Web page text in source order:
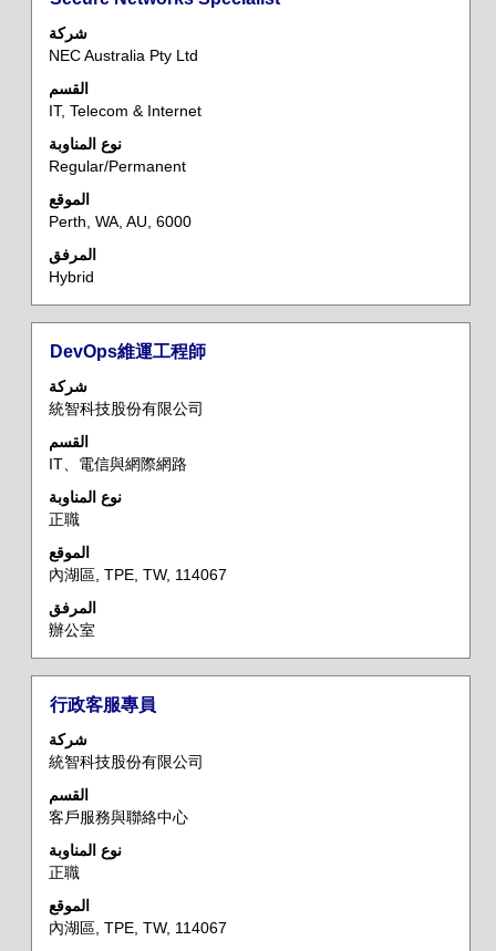
شركة
NEC Australia Pty Ltd
القسم
IT, Telecom & Internet
نوع المناوبة
Regular/Permanent
الموقع
Perth, WA, AU, 6000
المرفق
Hybrid
مفتاح
لعرض
محتويات
معلومات
الوظيفة
المسمى
DevOps維運工程師
شركة
統智科技股份有限公司
القسم
IT、電信與網際網路
نوع المناوبة
正職
الموقع
內湖區, TPE, TW, 114067
المرفق
辦公室
حدد
مفتاح
لعرض
محتويات
معلومات
الوظيفة
المسمى
行政客服專員
شركة
統智科技股份有限公司
القسم
客戶服務與聯絡中心
نوع المناوبة
正職
الموقع
內湖區, TPE, TW, 114067
حدد
مفتاح
لعرض
محتويات
معلومات
الوظيفة